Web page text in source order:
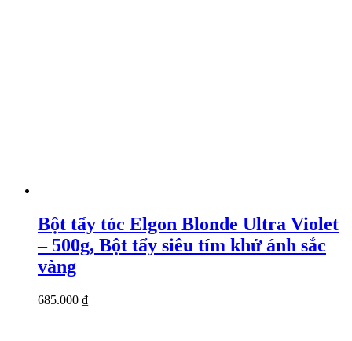
Bột tẩy tóc Elgon Blonde Ultra Violet
– 500g, Bột tẩy siêu tím khử ánh sắc
vàng
685.000 ₫